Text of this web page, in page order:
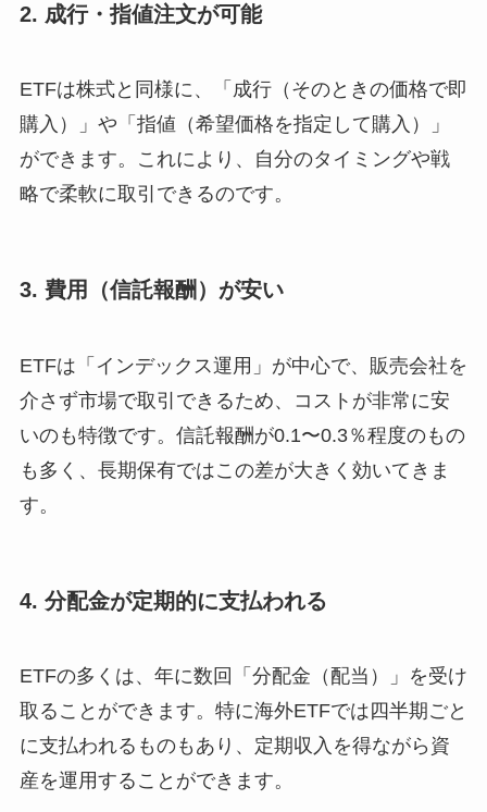
2. 成行・指値注文が可能
ETFは株式と同様に、「成行（そのときの価格で即
購入）」や「指値（希望価格を指定して購入）」
ができます。これにより、自分のタイミングや戦
略で柔軟に取引できるのです。
3. 費用（信託報酬）が安い
ETFは「インデックス運用」が中心で、販売会社を
介さず市場で取引できるため、コストが非常に安
いのも特徴です。信託報酬が0.1〜0.3％程度のもの
も多く、長期保有ではこの差が大きく効いてきま
す。
4. 分配金が定期的に支払われる
ETFの多くは、年に数回「分配金（配当）」を受け
取ることができます。特に海外ETFでは四半期ごと
に支払われるものもあり、定期収入を得ながら資
産を運用することができます。